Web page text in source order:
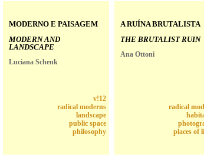
MODERNO E PAISAGEM
MODERN AND
LANDSCAPE
Luciana Schenk
v!12
radical moderns
landscape
public space
philosophy
A RUÍNA BRUTALISTA
THE BRUTALIST RUIN
Ana Ottoni
radical
places of